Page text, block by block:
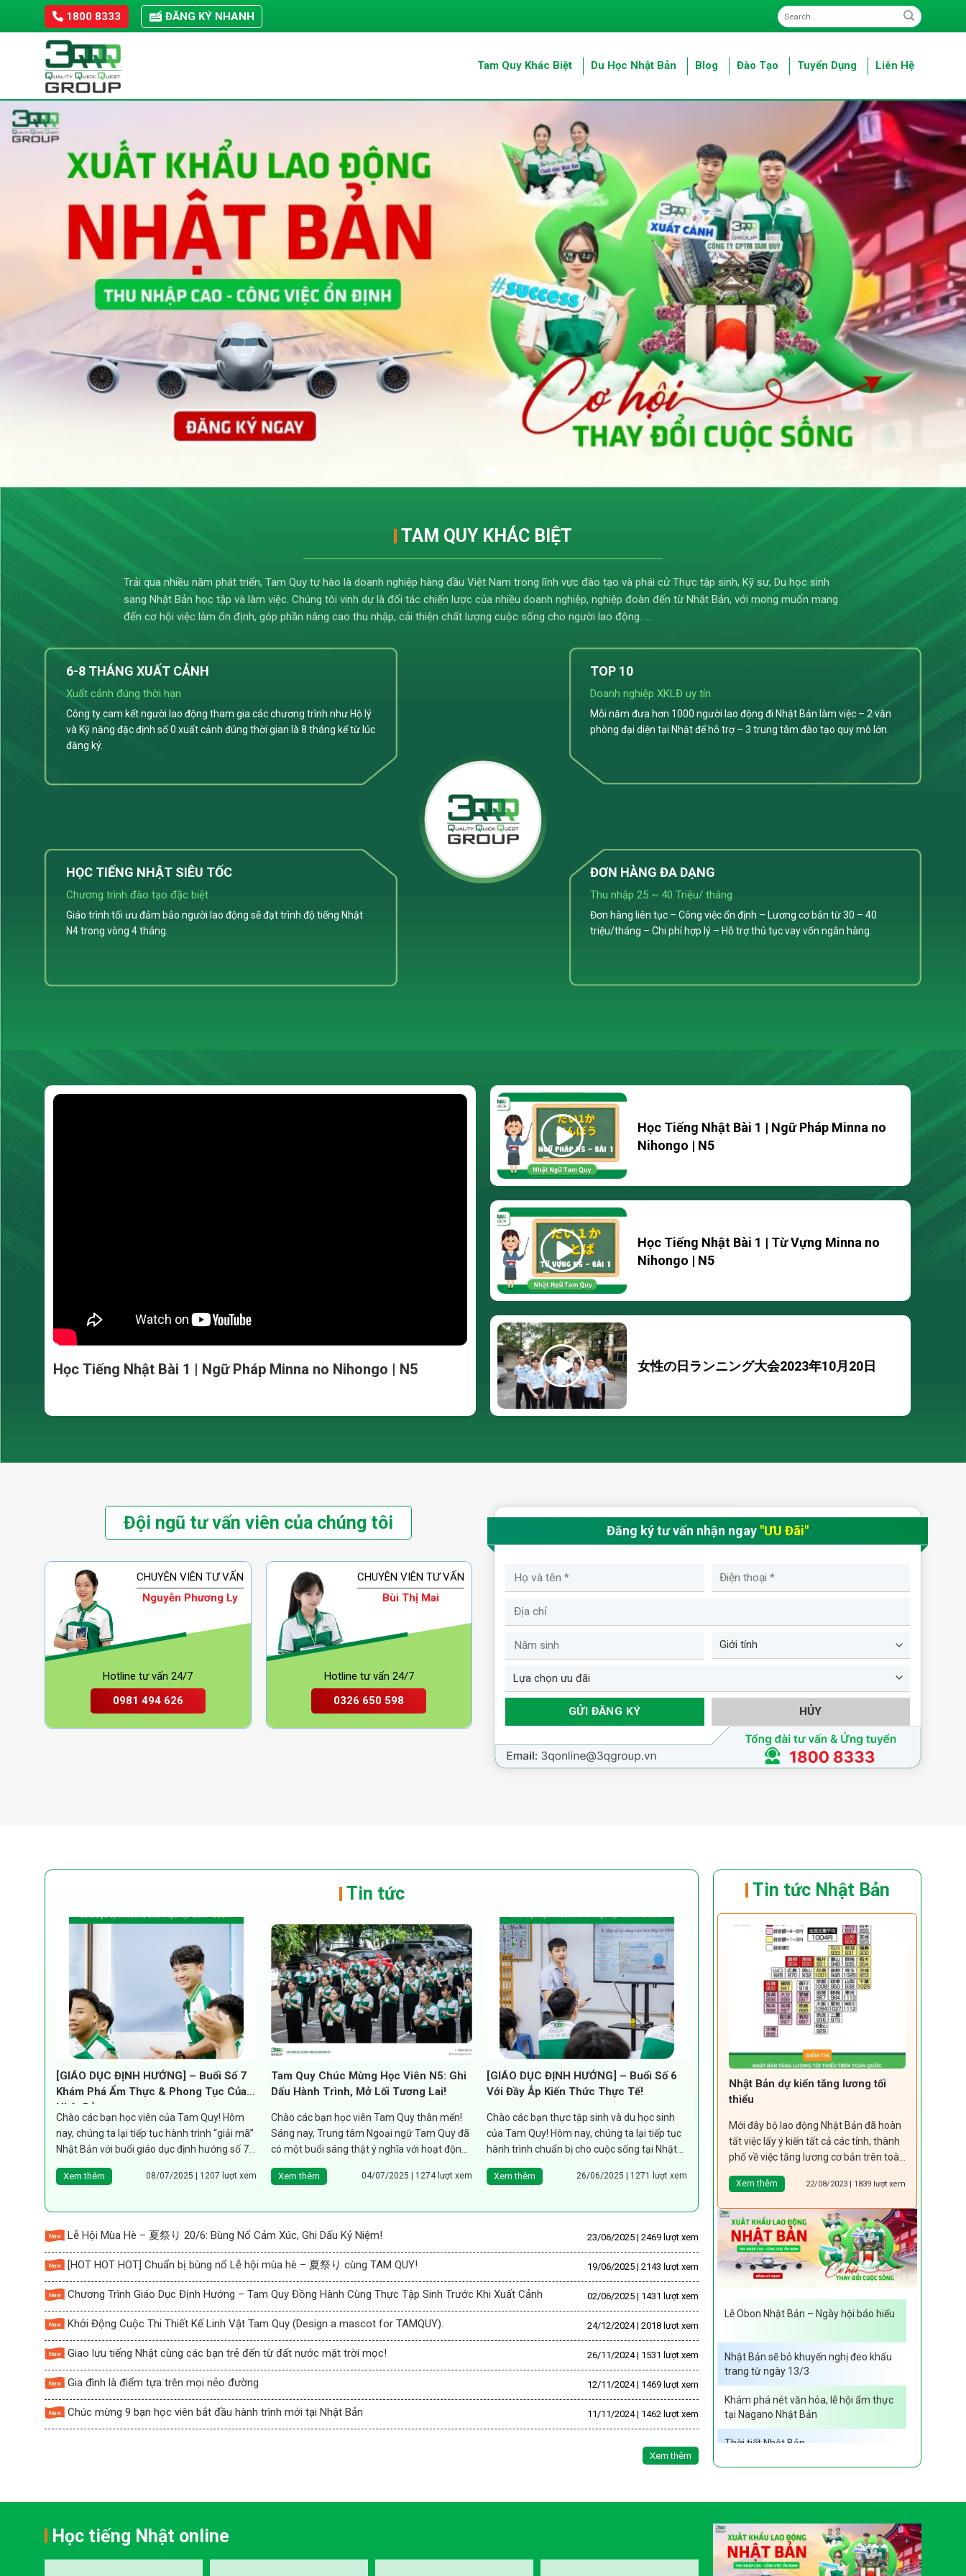
1800 8333 ĐĂNG KÝ NHANH
Tam Quy Khác Biệt Du Học Nhật Bản Blog Đào Tạo Tuyển Dụng Liên Hệ
TAM QUY KHÁC BIỆT
Trải qua nhiều năm phát triển, Tam Quy tự hào là doanh nghiệp hàng đầu Việt Nam trong lĩnh vực đào tạo và phái cử Thực tập sinh, Kỹ sư, Du học sinh
sang Nhật Bản học tập và làm việc. Chúng tôi vinh dự là đối tác chiến lược của nhiều doanh nghiệp, nghiệp đoàn đến từ Nhật Bản, với mong muốn mang
đến cơ hội việc làm ổn định, góp phần nâng cao thu nhập, cải thiện chất lượng cuộc sống cho người lao động……
6-8 THÁNG XUẤT CẢNH
Xuất cảnh đúng thời hạn
Công ty cam kết người lao động tham gia các chương trình như Hộ lý
và Kỹ năng đặc định số 0 xuất cảnh đúng thời gian là 8 tháng kể từ lúc
đăng ký.
HỌC TIẾNG NHẬT SIÊU TỐC
Chương trình đào tạo đặc biệt
Giáo trình tối ưu đảm bảo người lao động sẽ đạt trình độ tiếng Nhật
N4 trong vòng 4 tháng.
TOP 10
Doanh nghiệp XKLĐ uy tín
Mỗi năm đưa hơn 1000 người lao động đi Nhật Bản làm việc – 2 văn
phòng đại diện tại Nhật để hỗ trợ – 3 trung tâm đào tạo quy mô lớn.
ĐƠN HÀNG ĐA DẠNG
Thu nhập 25 ~ 40 Triệu/ tháng
Đơn hàng liên tục – Công việc ổn định – Lương cơ bản từ 30 – 40
triệu/tháng – Chi phí hợp lý – Hỗ trợ thủ tục vay vốn ngân hàng.
Học Tiếng Nhật Bài 1 | Ngữ Pháp Minna no Nihongo | N5
Học Tiếng Nhật Bài 1 | Ngữ Pháp Minna no
Nihongo | N5
Học Tiếng Nhật Bài 1 | Từ Vựng Minna no
Nihongo | N5
女性の日ランニング大会2023年10月20日
Tam Quyの学生は、火災および救助活動の実
TAM QUY（サンキュー）株式会社
Đội ngũ tư vấn viên của chúng tôi
CHUYÊN VIÊN TƯ VẤN
Nguyễn Phương Ly
Hotline tư vấn 24/7
0981 494 626
CHUYÊN VIÊN TƯ VẤN
Bùi Thị Mai
Hotline tư vấn 24/7
0326 650 598
Đăng ký tư vấn nhận ngay "ƯU Đãi"
HỦY
Tin tức
[GIÁO DỤC ĐỊNH HƯỚNG] – Buổi Số 7
Khám Phá Ẩm Thực & Phong Tục Của
Nhật Bản
Chào các bạn học viên của Tam Quy! Hôm
nay, chúng ta lại tiếp tục hành trình “giải mã”
Nhật Bản với buổi giáo dục định hướng số 7,
Xem thêm 08/07/2025 | 1207 lượt xem
Tam Quy Chúc Mừng Học Viên N5: Ghi
Dấu Hành Trình, Mở Lối Tương Lai!
Chào các bạn học viên Tam Quy thân mến!
Sáng nay, Trung tâm Ngoại ngữ Tam Quy đã
có một buổi sáng thật ý nghĩa với hoạt động
Xem thêm 04/07/2025 | 1274 lượt xem
[GIÁO DỤC ĐỊNH HƯỚNG] – Buổi Số 6
Với Đầy Ắp Kiến Thức Thực Tế!
Chào các bạn thực tập sinh và du học sinh
của Tam Quy! Hôm nay, chúng ta lại tiếp tục
hành trình chuẩn bị cho cuộc sống tại Nhật
Xem thêm 26/06/2025 | 1271 lượt xem
Lễ Hội Mùa Hè – 夏祭り 20/6: Bùng Nổ Cảm Xúc, Ghi Dấu Kỷ Niệm! 23/06/2025 | 2469 lượt xem
[HOT HOT HOT] Chuẩn bị bùng nổ Lễ hội mùa hè – 夏祭り cùng TAM QUY! 19/06/2025 | 2143 lượt xem
Chương Trình Giáo Dục Định Hướng – Tam Quy Đồng Hành Cùng Thực Tập Sinh Trước Khi Xuất Cảnh 02/06/2025 | 1431 lượt xem
Khởi Động Cuộc Thi Thiết Kế Linh Vật Tam Quy (Design a mascot for TAMQUY). 24/12/2024 | 2018 lượt xem
Giao lưu tiếng Nhật cùng các bạn trẻ đến từ đất nước mặt trời mọc! 26/11/2024 | 1531 lượt xem
Gia đình là điểm tựa trên mọi nẻo đường 12/11/2024 | 1469 lượt xem
Chúc mừng 9 bạn học viên bắt đầu hành trình mới tại Nhật Bản 11/11/2024 | 1462 lượt xem
Xem thêm
Tin tức Nhật Bản
Nhật Bản dự kiến tăng lương tối
thiểu
Mới đây bộ lao động Nhật Bản đã hoàn
tất việc lấy ý kiến tất cả các tỉnh, thành
phố về việc tăng lương cơ bản trên toàn
Xem thêm 22/08/2023 | 1839 lượt xem
Lễ Obon Nhật Bản – Ngày hội báo hiếu
Nhật Bản sẽ bỏ khuyến nghị đeo khẩu
trang từ ngày 13/3
Khám phá nét văn hóa, lễ hội ẩm thực
tại Nagano Nhật Bản
Thời tiết Nhật Bản
Học tiếng Nhật online